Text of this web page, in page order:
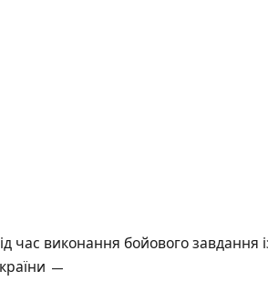
час виконання бойового завдання
—